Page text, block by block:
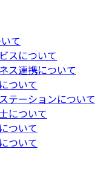
て
スについて
ス連携について
ついて
テーションについて
について
ついて
ついて